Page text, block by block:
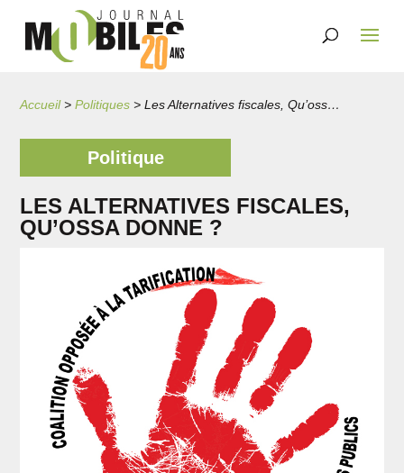
Accueil>Politiques > Les Alternatives fiscales, Qu’ossa donne ?
Politique
LES ALTERNATIVES FISCALES,
QU’OSSA DONNE ?